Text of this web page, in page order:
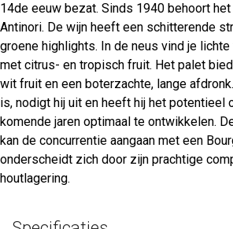
14de eeuw bezat. Sinds 1940 behoort
Antinori. De wijn heeft een schitterende
groene highlights. In de neus vind je
met citrus- en tropisch fruit. Het palet
wit fruit en een boterzachte, lange
is, nodigt hij uit en heeft hij het potentieel
komende jaren optimaal te ontwikkelen.
kan de concurrentie aangaan met een
onderscheidt zich door zijn prachtige
houtlagering.